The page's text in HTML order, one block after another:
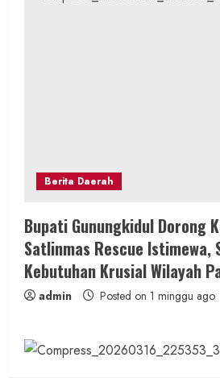
Berita Daerah
Bupati Gunungkidul Dorong
Satlinmas Rescue Istimewa,
Kebutuhan Krusial Wilayah
admin Posted on 1 minggu ago